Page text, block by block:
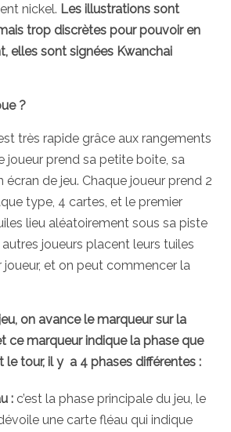
nickel. Les illustrations sont
trop discrètes pour pouvoir en
elles sont signées Kwanchai
?
très rapide grâce aux rangements
joueur prend sa petite boite, sa
écran de jeu. Chaque joueur prend 2
type, 4 cartes, et le premier
lieu aléatoirement sous sa piste
joueurs placent leurs tuiles
et on peut commencer la
on avance le marqueur sur la
ce marqueur indique la phase que
le tour, il y a 4 phases différentes :
: c’est la phase principale du jeu, le
une carte fléau qui indique